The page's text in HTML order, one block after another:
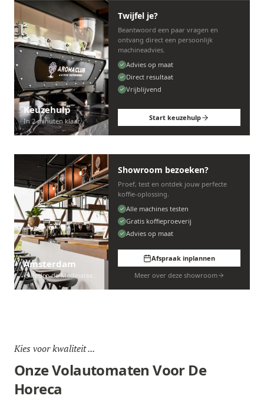
Keuzehulp
In 2 minuten klaar
Twijfel je?
Beantwoord een paar vragen en
ontvang direct een persoonlijk
machineadvies.
Advies op maat
Direct resultaat
Vrijblijvend
Start keuzehulp
Amsterdam
Pedro de Medinalaan 53
Showroom bezoeken?
Proef, test en ontdek jouw perfecte
koffie-oplossing.
Alle machines testen
Gratis koffieproeverij
Advies op maat
Afspraak inplannen
Meer over deze showroom
Kies voor kwaliteit ...
Onze Volautomaten Voor De
Horeca